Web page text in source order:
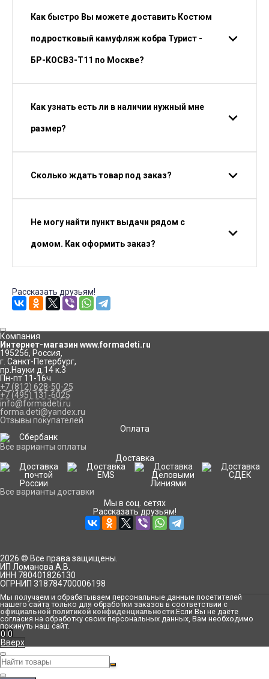
Как быстро Вы можете доставить Костюм
подростковый камуфляж кобра Турист -
БР-КОСВЗ-Т11 по Москве?
Как узнать есть ли в наличии нужный мне
размер?
Сколько ждать товар под заказ?
Не могу найти пункт выдачи рядом с
домом. Как оформить заказ?
Рассказать друзьям!
Компания
Интернет-магазин www.formadeti.ru
195256, Россия,
г. Санкт-Петербург,
пр.Науки д.14 к.3
Пн-пт 11-16ч
+7 (812) 628-50-25
+7 (495) 131-6025
info@formadeti.ru
forma.deti@yandex.ru
Отзывы покупателей
Оплата
Все варианты оплаты
Доставка
Все варианты доставки
Мы в соц. сетях
Рассказать друзьям!
2026 © Все права защищены.
ИП Ломанова А.В.
ИНН 780401826130
ОГРНИП 318784700006198
Мы получаем и обрабатываем персональные данные посетителей
нашего сайта только для обработки заказов в соответствии с
официальной политикой конфиденциальности.Если Вы не даёте
согласия на обработку своих персональных данных, Вам необходимо
покинуть наш сайт.
0 0
Вверх